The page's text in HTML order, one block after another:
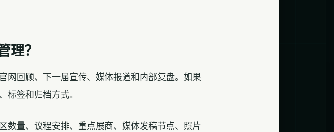
理？
网回顾、下一届宣传、媒体报道和内部复盘。如果
标签和归档方式。
数量、议程安排、重点展商、媒体发稿节点、照片